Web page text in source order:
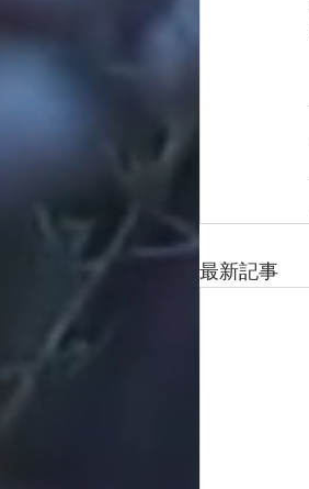
最新記事